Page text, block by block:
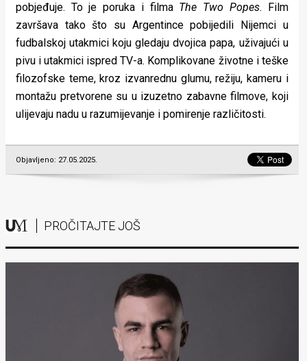
pobjeđuje. To je poruka i filma The Two Popes. Film
završava tako što su Argentince pobijedili Nijemci u
fudbalskoj utakmici koju gledaju dvojica papa, uživajući u
pivu i utakmici ispred TV-a. Komplikovane životne i teške
filozofske teme, kroz izvanrednu glumu, režiju, kameru i
montažu pretvorene su u izuzetno zabavne filmove, koji
ulijevaju nadu u razumijevanje i pomirenje različitosti.
Objavljeno: 27.05.2025.
PROČITAJTE JOŠ